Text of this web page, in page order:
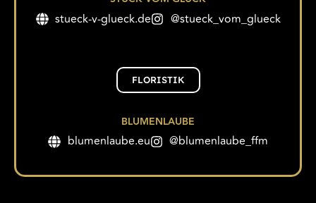
stueck-v-glueck.de @stueck_vom_glueck
FLORISTIK
BLUMENLAUBE
blumenlaube.eu @blumenlaube_ffm